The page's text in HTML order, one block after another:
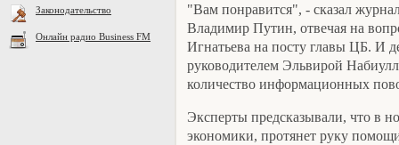
Законодательство
Онлайн радио Business FM
"Вам понравится", - сказал
Владимир Путин, отвечая на
Игнатьева на посту главы ЦБ. И
руководителем Эльвирой
количество информационных
Эксперты предсказывали, что в
экономики, протянет руку